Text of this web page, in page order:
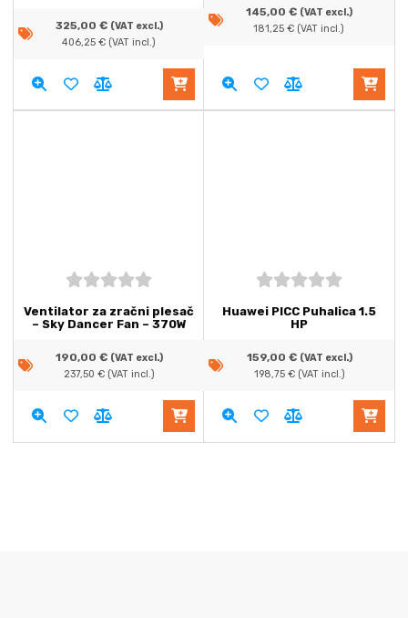
325,00 € (VAT excl.)
406,25 € (VAT incl.)
145,00 € (VAT excl.)
181,25 € (VAT incl.)
5
Ventilator za zračni plesač
– Sky Dancer Fan – 370W
190,00 € (VAT excl.)
237,50 €(VAT incl.)
5
Huawei PICC Puhalica 1.5
HP
159,00 € (VAT excl.)
198,75 €(VAT incl.)